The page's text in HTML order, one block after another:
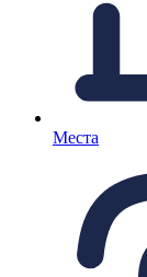
Места